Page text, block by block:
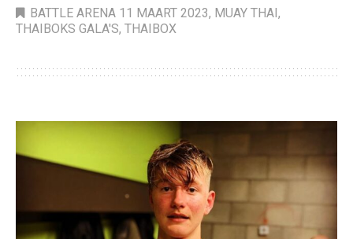
BATTLE ARENA 11 MAART 2023, MUAY THAI ,
THAIBOKS GALA'S, THAIBOX